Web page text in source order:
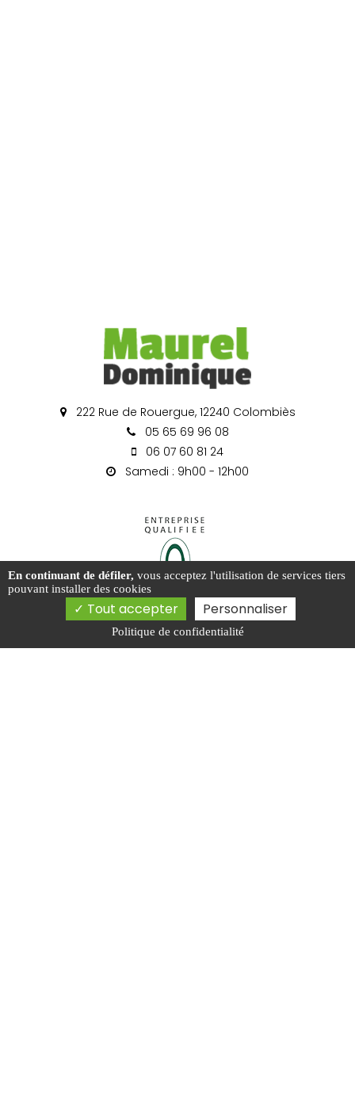
222 Rue de Rouergue, 12240 Colombiès
05 65 69 96 08
06 07 60 81 24
Samedi : 9h00 - 12h00
En continuant de défiler, vous acceptez l'utilisation de services tiers
pouvant installer des cookies
Tout accepter Personnaliser
Politique de confidentialité